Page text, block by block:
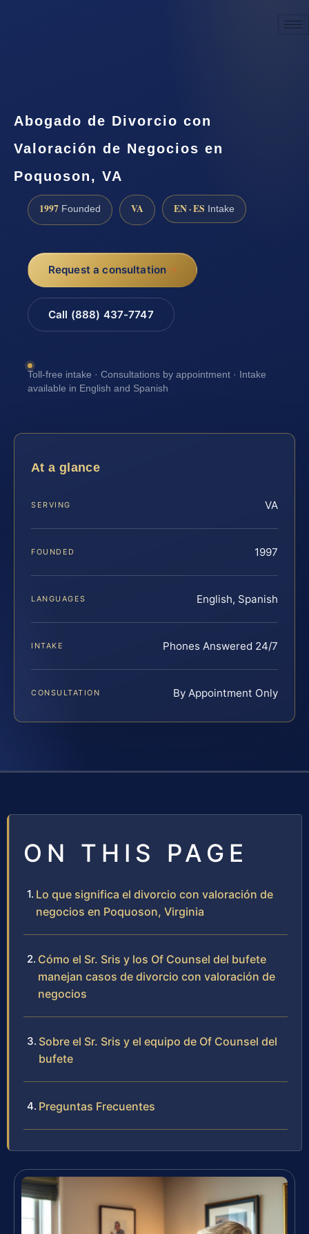
Abogado de Divorcio con
Valoración de Negocios en
Poquoson, VA
1997 Founded VA EN · ES Intake
Request a consultation
Call (888) 437-7747
Toll-free intake · Consultations by appointment · Intake
available in English and Spanish
At a glance
SERVING VA
FOUNDED 1997
LANGUAGES English, Spanish
INTAKE Phones Answered 24/7
CONSULTATION By Appointment Only
ON THIS PAGE
Lo que significa el divorcio con valoración de
negocios en Poquoson, Virginia
Cómo el Sr. Sris y los Of Counsel del bufete
manejan casos de divorcio con valoración de
negocios
Sobre el Sr. Sris y el equipo de Of Counsel del
bufete
Preguntas Frecuentes